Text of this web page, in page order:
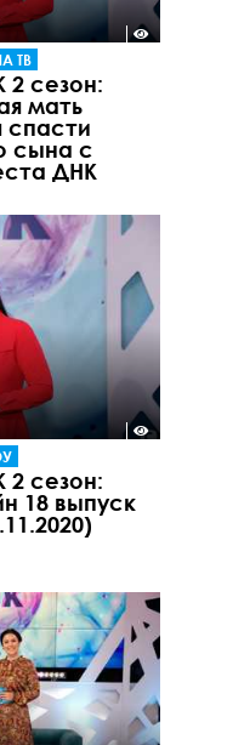
ТВ
2 сезон:
мать
спасти
сына с
ДНК
2 сезон:
18 выпуск